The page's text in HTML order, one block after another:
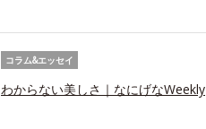
コラム&エッセイ
わからない美しさ｜なにげなWeekly